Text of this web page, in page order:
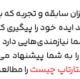
و تجربه که
خود را پیگیری
نیازمندی‌هایی
به شما
چیسترا